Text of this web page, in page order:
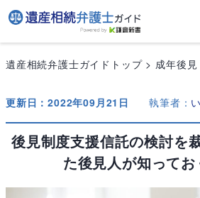
遺産相続弁護士ガイドトップ 成年後見
更新日：2022年09月21日 執筆者：
後見制度支援信託の検討を
た後見人が知って